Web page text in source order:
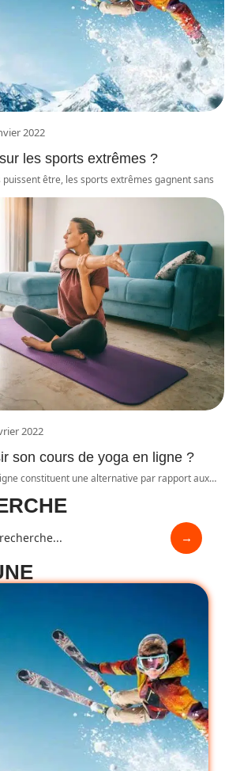
2022
les sports extrêmes ?
être, les sports extrêmes gagnent sans
2022
son cours de yoga en ligne ?
constituent une alternative par rapport aux…